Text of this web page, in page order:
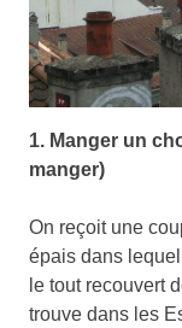
1. Manger un
manger)
On reçoit une
épais dans
le tout recouvert
trouve dans les